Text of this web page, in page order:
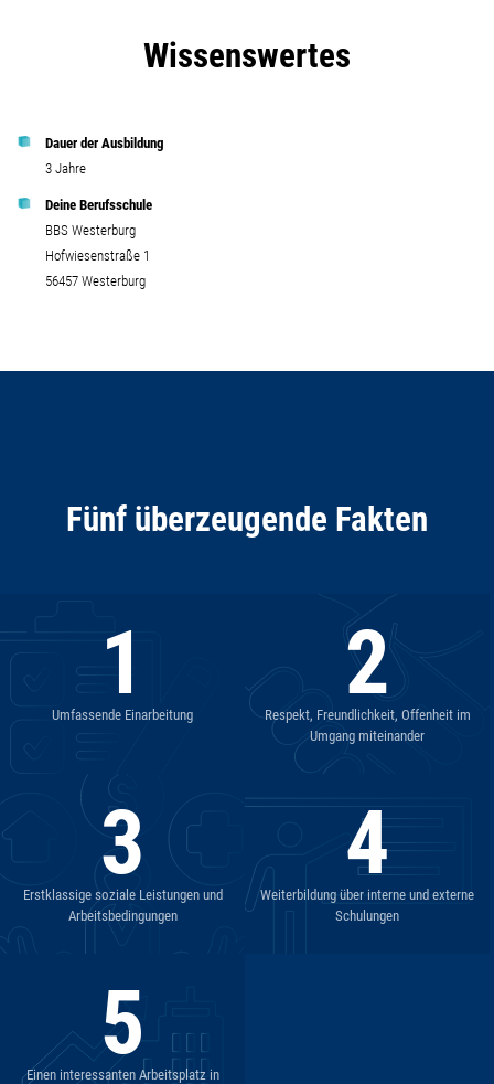
Wissenswertes
Dauer der Ausbildung
3 Jahre
Deine Berufsschule
BBS Westerburg
Hofwiesenstraße 1
56457 Westerburg
Fünf überzeugende Fakten
1
Umfassende Einarbeitung 2
Respekt, Freundlichkeit, Offenheit im
Umgang miteinander
3
Erstklassige soziale Leistungen und
Arbeitsbedingungen
4
Weiterbildung über interne und externe
Schulungen
5
Einen interessanten Arbeitsplatz in